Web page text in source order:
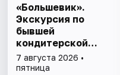
«Большевик».
Экскурсия по
бывшей
кондитерской
фабрике
7 августа 2026 •
пятница